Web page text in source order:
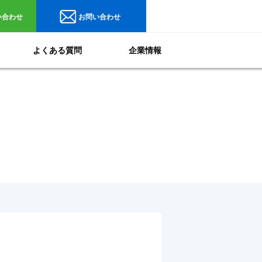
わせ お問い合わせ
よくある質問 企業情報